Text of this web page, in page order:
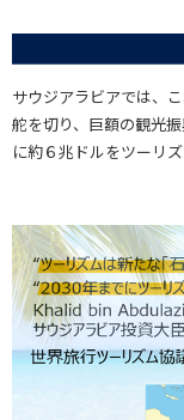
サウジアラビアでは、
舵を切り、巨額の観光
に約６兆ドルをツーリズ